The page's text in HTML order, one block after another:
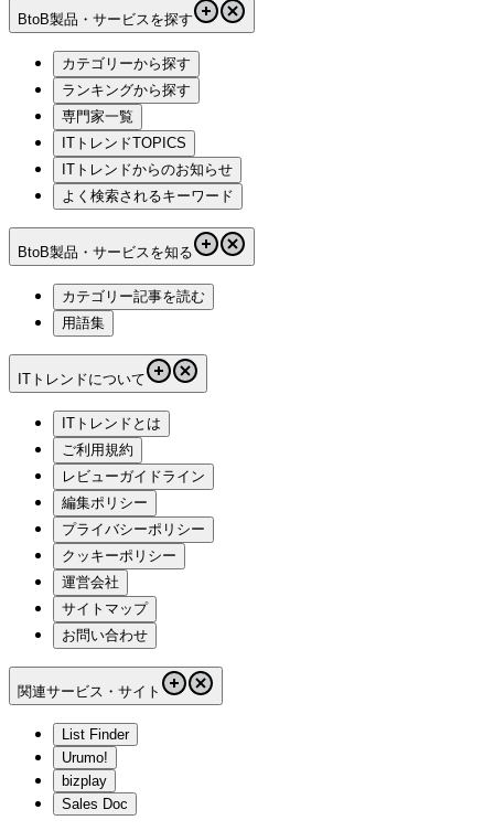
BtoB製品・サービスを探す
カテゴリーから探す
ランキングから探す
専門家一覧
ITトレンドTOPICS
ITトレンドからのお知らせ
よく検索されるキーワード
BtoB製品・サービスを知る
カテゴリー記事を読む
用語集
ITトレンドについて
ITトレンドとは
ご利用規約
レビューガイドライン
編集ポリシー
プライバシーポリシー
クッキーポリシー
運営会社
サイトマップ
お問い合わせ
関連サービス・サイト
List Finder
Urumo!
bizplay
Sales Doc